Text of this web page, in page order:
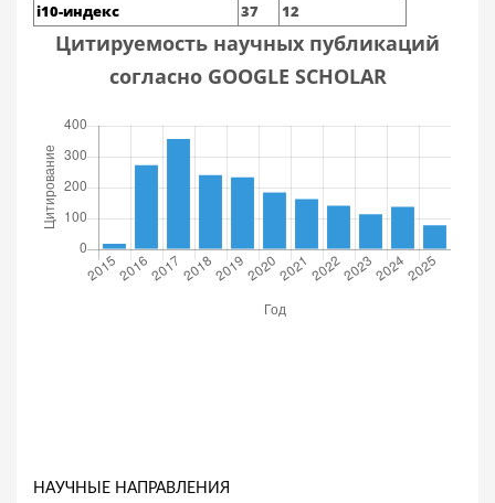
i10-индекс
37 12
Цитируемость научных публикаций
согласно GOOGLE SCHOLAR
НАУЧНЫЕ НАПРАВЛЕНИЯ